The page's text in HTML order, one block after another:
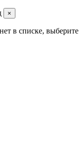
×
в списке, выберите